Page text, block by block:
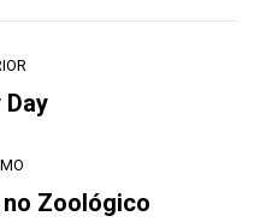
Day
Zoológico